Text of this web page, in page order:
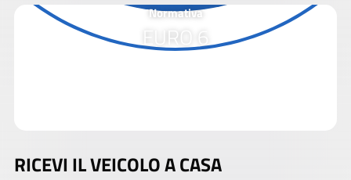
Normativa
EURO 6
RICEVI IL VEICOLO A CASA